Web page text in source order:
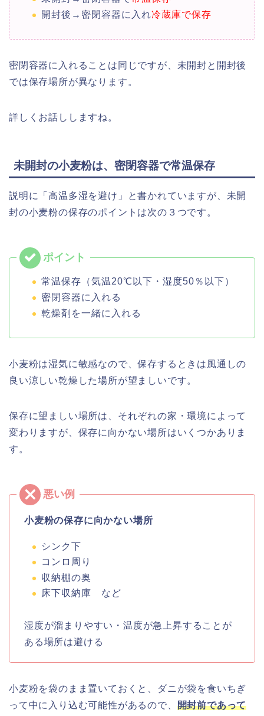
開封後→密閉容器に入れ冷蔵庫で保存
密閉容器に入れることは同じですが、未開封と開封後
では保存場所が異なります。
詳しくお話ししますね。
未開封の小麦粉は、密閉容器で常温保存
説明に「高温多湿を避け」と書かれていますが、未開
封の小麦粉の保存のポイントは次の３つです。
常温保存（気温20℃以下・湿度50％以下）
密閉容器に入れる
乾燥剤を一緒に入れる
小麦粉は湿気に敏感なので、保存するときは風通しの
良い涼しい乾燥した場所が望ましいです。
保存に望ましい場所は、それぞれの家・環境によって
変わりますが、保存に向かない場所はいくつかありま
す。
小麦粉の保存に向かない場所
シンク下
コンロ周り
収納棚の奥
床下収納庫 など
湿度が溜まりやすい・ 温度が急上昇することが
ある場所は避ける
小麦粉を袋のまま置いておくと、ダニが袋を食いちぎ
って中に入り込む可能性があるので、 開封前であって